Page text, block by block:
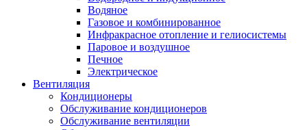
Водяное
Газовое и комбинированное
Инфракрасное отопление и гелиосистемы
Паровое и воздушное
Печное
Электрическое
Вентиляция
Кондиционеры
Обслуживание кондиционеров
Обслуживание вентиляции